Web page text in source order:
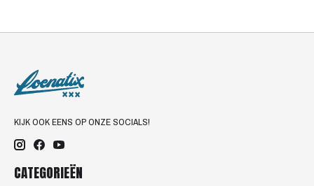
KIJK OOK EENS OP ONZE SOCIALS!
CATEGORIEËN